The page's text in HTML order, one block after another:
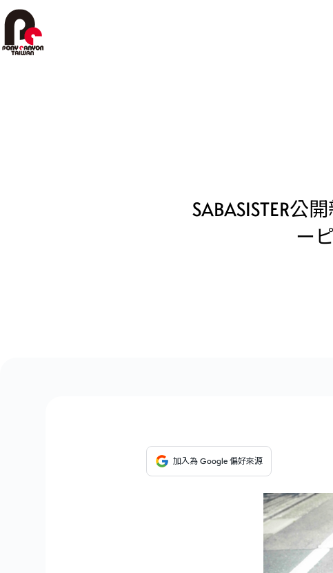
至
主
SABASISTER
ー
加入為 Google 偏好來源